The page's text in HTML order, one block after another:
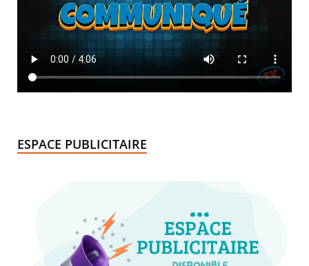
ESPACE PUBLICITAIRE